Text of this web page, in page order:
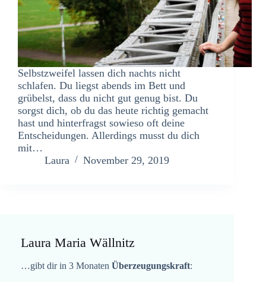
Selbstzweifel lassen dich nachts nicht
schlafen. Du liegst abends im Bett und
grübelst, dass du nicht gut genug bist. Du
sorgst dich, ob du das heute richtig gemacht
hast und hinterfragst sowieso oft deine
Entscheidungen. Allerdings musst du dich
mit…
Laura
November 29, 2019
Laura Maria Wällnitz
…gibt dir in 3 Monaten Überzeugungskraft: